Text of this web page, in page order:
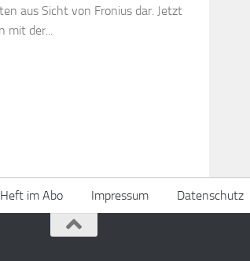
aus Sicht von Fronius dar. Jetzt
mit der...
Heft im Abo Impressum Datenschutz